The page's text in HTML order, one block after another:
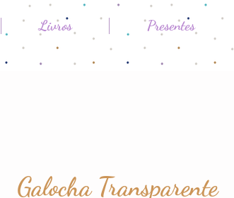
Livros Presentes
Galocha Transparente